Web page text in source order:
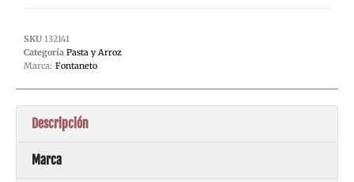
SKU 132141
Categoría Pasta y Arroz
Marca: Fontaneto
Descripción
Marca